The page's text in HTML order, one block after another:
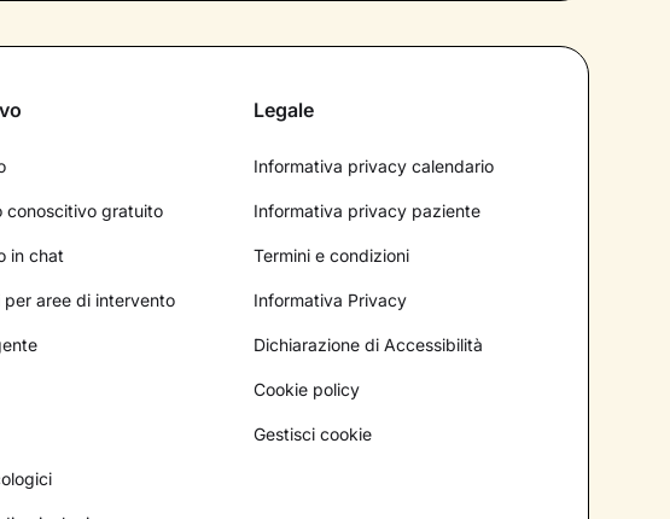
conoscitivo gratuito
in chat
per aree di intervento
Legale
Informativa privacy calendario
Informativa privacy paziente
Termini e condizioni
Informativa Privacy
Dichiarazione di Accessibilità
Cookie policy
Gestisci cookie